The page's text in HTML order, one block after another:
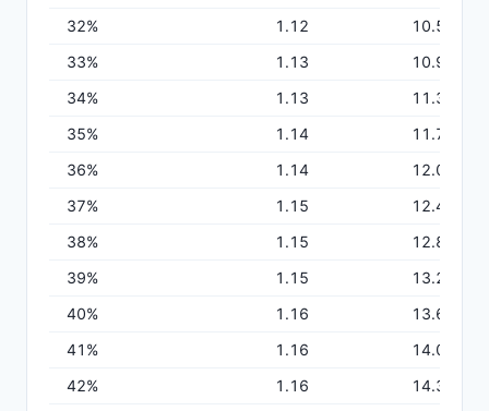
32% 1.12
10.58
33% 1.13
10.95
34% 1.13
11.32
35% 1.14
11.70
36% 1.14
12.08
37% 1.15
12.46
38% 1.15
12.84
39% 1.15
13.23
40% 1.16
13.61
41 % 1.16
14.00
42% 1.16
14.39
試薬管理ができます。